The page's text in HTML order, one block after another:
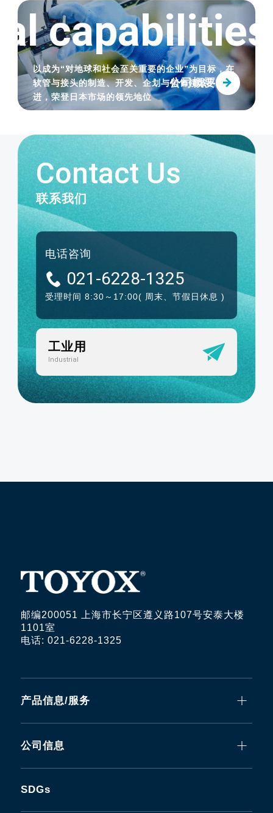
2023.03.23
【新增商品】通过氟与硅酮的乘数效应，耐
热性和清洗性大幅提高。“FUSSOTHERMO-
S100℃ HOSE”发售
capabilities
以成为“对地球和社会至关重要的企业”为目标，在
软管与接头的制造、开发、企划与销售领域不断精
进，荣登日本市场的领先地位
公司概要
Contact Us
联系我们
电话咨询
021-6228-1325
受理时间 8:30～17:00( 周末、节假日休息 )
工业用
Industrial
邮编200051 上海市长宁区遵义路107号安泰大楼
1101室
电话: 021-6228-1325
产品信息/服务
公司信息
SDGs